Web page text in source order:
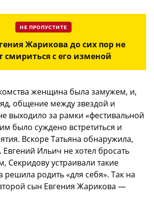
НЕ ПРОПУСТИТЕ
Жарикова до сих пор не
смириться с его изменой
женщина была замужем, и,
общение между звездой и
выходило за рамки «фестивальной
было суждено встретиться и
Вскоре Татьяна обнаружила,
Ильич не хотел бросать
Секридову устраивали такие
родить «для себя». Так на
сын Евгения Жарикова —